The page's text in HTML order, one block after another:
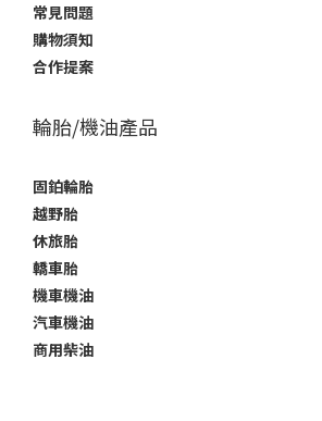
常見問題
購物須知
合作提案
輪胎/機油產品
固鉑輪胎
越野胎
休旅胎
轎車胎
機車機油
汽車機油
商用柴油